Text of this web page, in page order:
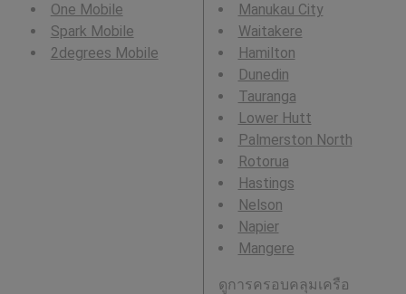
One Mobile
Spark Mobile
2degrees Mobile
Manukau City
Waitakere
Hamilton
Dunedin
Tauranga
Lower Hutt
Palmerston North
Rotorua
Hastings
Nelson
Napier
Mangere
ดูการครอบคลุมเครือ